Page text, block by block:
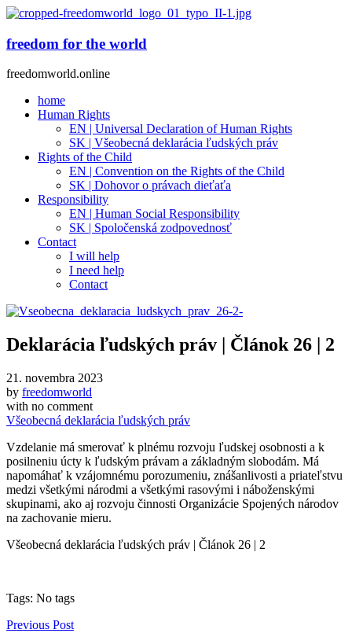
freedom for the world
freedomworld.online
home
Human Rights
EN | Universal Declaration of Human Rights
SK | Všeobecná deklarácia ľudských práv
Rights of the Child
EN | Convention on the Rights of the Child
SK | Dohovor o právach dieťaťa
Responsibility
EN | Human Social Responsibility
SK | Spoločenská zodpovednosť
Contact
I will help
I need help
Contact
Deklarácia ľudských práv | Článok 26 | 2
21. novembra 2023
by freedomworld
with no comment
Všeobecná deklarácia ľudských práv
Vzdelanie má smerovať k plnému rozvoju ľudskej osobnosti a k
posilneniu úcty k ľudským právam a základným slobodám. Má
napomáhať k vzájomnému porozumeniu, znášanlivosti a priateľstvu
medzi všetkými národmi a všetkými rasovými i náboženskými
skupinami, ako aj rozvoju činnosti Organizácie Spojených národov
na zachovanie mieru.
Všeobecná deklarácia ľudských práv | Článok 26 | 2
Tags: No tags
Previous Post